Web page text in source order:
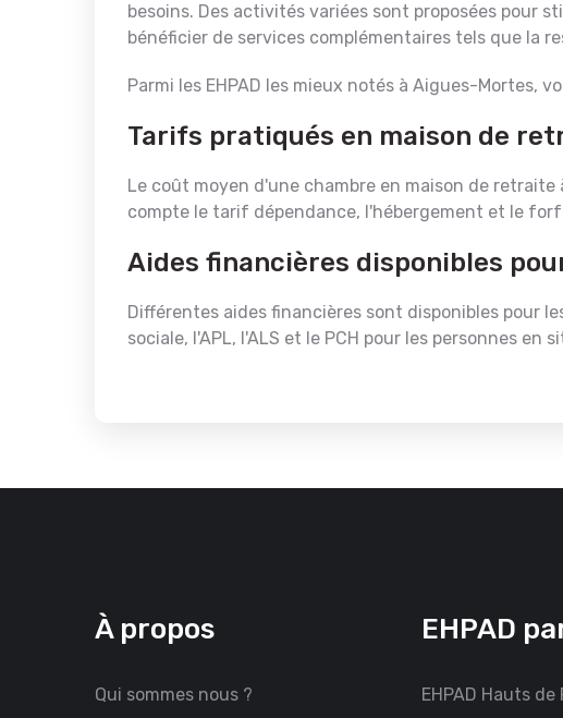
besoins. Des activités variées sont proposées pour
bénéficier de services complémentaires tels que la
Parmi les EHPAD les mieux notés à Aigues-Mortes,
Tarifs pratiqués en maison de
Le coût moyen d'une chambre en maison de
compte le tarif dépendance, l'hébergement et le
Aides financières disponibles
Différentes aides financières sont disponibles pour
sociale, l'APL, l'ALS et le PCH pour les personnes
À propos
Qui sommes nous ?
EHPAD
EHPAD Hauts de